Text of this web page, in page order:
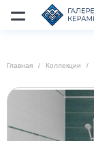
Главная Коллекции